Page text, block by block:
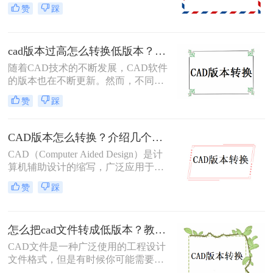
我们因为版本不同而打不开文件时就
来给大家说一说。
赞 踩
cad版本过高怎么转换低版本？教你几个小妙招轻松搞定！
随着CAD技术的不断发展，CAD软件
的版本也在不断更新。然而，不同版
本的CAD软件可能会对文件的兼容性
产生影响。有时候，我们可能需要在
本的CAD文件。那么cad版本过高怎
么转换低版本呢？这时，我们可以采
取以下方法进行转换：
赞 踩
CAD版本怎么转换？介绍几个CAD版本转换方法！
CAD（Computer Aided Design）是计
算机辅助设计的缩写，广泛应用于工
程、建筑、制造等领域。不同的CAD
软件版本之间的兼容性是一个重要的
将详细介绍CAD版本怎么转换的方
法，以帮助您顺利进行CAD文件的转
换和兼容。
赞 踩
怎么把cad文件转成低版本？教你三个小妙招轻松搞定！
​CAD文件是一种广泛使用的工程设计
文件格式，但是有时候你可能需要将